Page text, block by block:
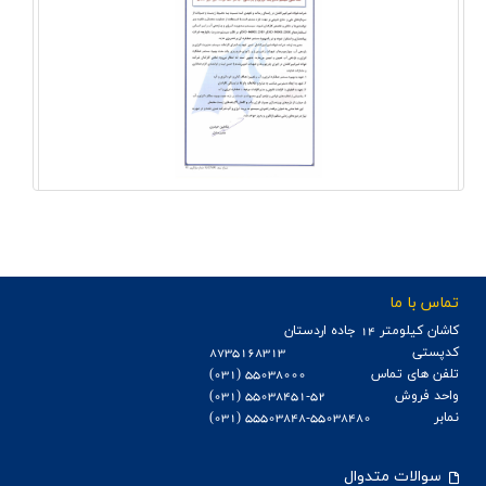
تماس با ما
كاشان كيلومتر 14 جاده اردستان
کدپستی
8735168313
تلفن های تماس
55038000 (031)
واحد فروش
55038451-52 (031)
نمابر
55503848-55038480 (031)
سوالات متدوال